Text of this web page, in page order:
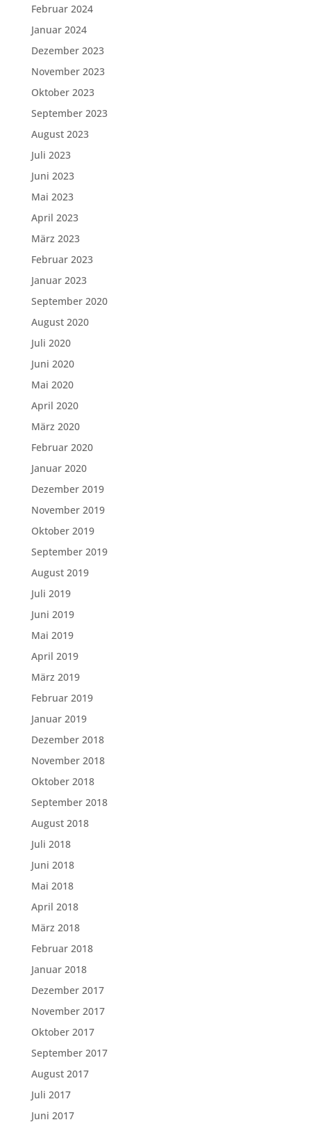
Februar 2024
Januar 2024
Dezember 2023
November 2023
Oktober 2023
September 2023
August 2023
Juli 2023
Juni 2023
Mai 2023
April 2023
März 2023
Februar 2023
Januar 2023
September 2020
August 2020
Juli 2020
Juni 2020
Mai 2020
April 2020
März 2020
Februar 2020
Januar 2020
Dezember 2019
November 2019
Oktober 2019
September 2019
August 2019
Juli 2019
Juni 2019
Mai 2019
April 2019
März 2019
Februar 2019
Januar 2019
Dezember 2018
November 2018
Oktober 2018
September 2018
August 2018
Juli 2018
Juni 2018
Mai 2018
April 2018
März 2018
Februar 2018
Januar 2018
Dezember 2017
November 2017
Oktober 2017
September 2017
August 2017
Juli 2017
Juni 2017